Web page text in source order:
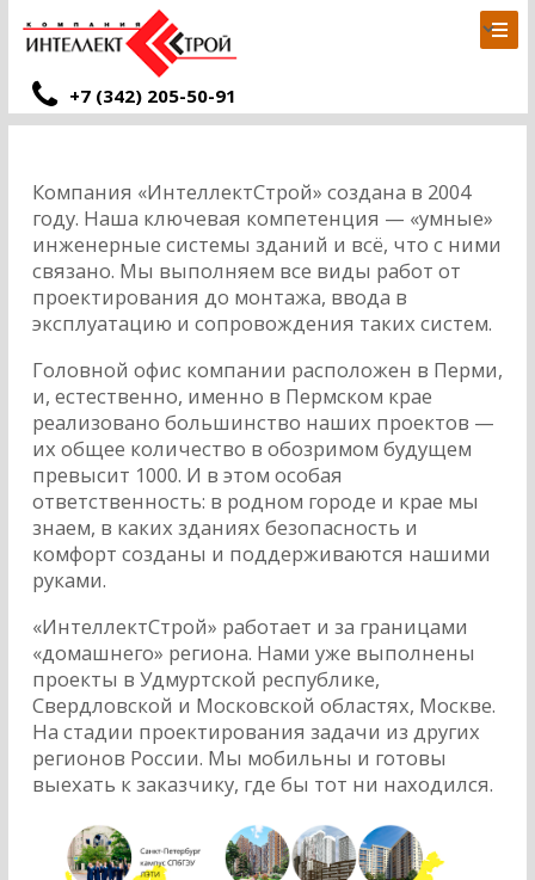
+7 (342) 205-50-91
Компания «ИнтеллектСтрой» создана в 2004
году. Наша ключевая компетенция — «умные»
инженерные системы зданий и всё, что с ними
связано. Мы выполняем все виды работ от
проектирования до монтажа, ввода в
эксплуатацию и сопровождения таких систем.
Головной офис компании расположен в Перми,
и, естественно, именно в Пермском крае
реализовано большинство наших проектов —
их общее количество в обозримом будущем
превысит 1000. И в этом особая
ответственность: в родном городе и крае мы
знаем, в каких зданиях безопасность и
комфорт созданы и поддерживаются нашими
руками.
«ИнтеллектСтрой» работает и за границами
«домашнего» региона. Нами уже выполнены
проекты в Удмуртской республике,
Свердловской и Московской областях, Москве.
На стадии проектирования задачи из других
регионов России. Мы мобильны и готовы
выехать к заказчику, где бы тот ни находился.